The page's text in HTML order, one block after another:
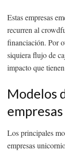
Estas empresas
recurren al
financiación. Por
siquiera flujo de
impacto que
Modelos
Los principales
empresas